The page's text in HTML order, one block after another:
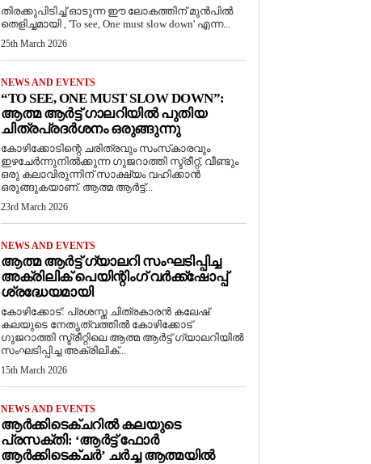
തിരക്കുപിടിച്ച് ഓടുന്ന ഈ ലോകത്തിന് മുൻപിൽ
തെളിച്ചമായി , 'To see, One must slow down' എന്ന...
25th March 2026
NEWS AND EVENTS
“TO SEE, ONE MUST SLOW DOWN”:
ആത്മ ആർട്ട് ഗാലറിയിൽ പുതിയ
ചിത്രപ്രദർശനം ഒരുങ്ങുന്നു
കോഴിക്കോടിന്റെ ചരിത്രവും സംസ്‌കാരവും
ഇഴചേർന്നുനിൽക്കുന്ന ഗുജറാത്തി സ്ട്രീറ്റ്, വീണ്ടും
ഒരു കലാവിരുന്നിന് സാക്ഷ്യം വഹിക്കാൻ
ഒരുങ്ങുകയാണ്. ആത്മ ആർട്ട്...
23rd March 2026
NEWS AND EVENTS
ആത്മ ആർട്ട് ഗ്യാലറി സംഘടിപ്പിച്ച
അക്രിലിക് പെയിന്റിംഗ് വർക്ക്‌ഷോപ്പ്
ശ്രദ്ധേയമായി
കോഴിക്കോട്: പ്രശസ്ത ചിത്രകാരൻ കലേഷ്
കലയുടെ നേതൃത്വത്തിൽ കോഴിക്കോട്
ഗുജറാത്തി സ്ട്രീറ്റിലെ ആത്മ ആർട്ട് ഗ്യാലറിയിൽ
സംഘടിപ്പിച്ച അക്രിലിക്...
15th March 2026
NEWS AND EVENTS
ആർക്കിടെക്ചറിൽ കലയുടെ
പ്രസക്തി: ‘ആർട്ട് ഫോർ
ആർക്കിടെക്ചർ’ ചർച്ച ആത്മയിൽ